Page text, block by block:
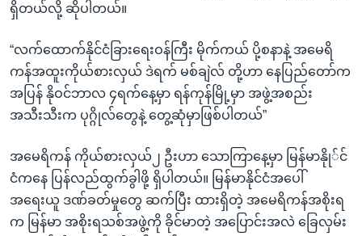
ရှိတယ်လို့ ဆိုပါတယ်။
“လက်ထောက်နိုင်ငံခြားရေးဝန်ကြီး မိုက်ကယ် ပို့စနာနဲ့ အမေရိ
ကန်အထူးကိုယ်စားလှယ် ဒဲရက် မစ်ချဲလ် တို့ဟာ နေပြည်တော်က
အပြန် နိုဝင်ဘာလ ၄ရက်နေ့မှာ ရန်ကုန်မြို့မှာ အဖွဲ့အစည်း
အသီးသီးက ပုဂ္ဂိုလ်တွေနဲ့ တွေ့ဆုံမှာဖြစ်ပါတယ်”
အမေရိကန် ကိုယ်စားလှယ်၂ ဦးဟာ သောကြာနေ့မှာ မြန်မာနိုု်င်
ငံကနေ ပြန်လည်ထွက်ခွါဖို့ ရှိပါတယ်။ မြန်မာနိုင်ငံအပေါ်
အရေးယူ ဒဏ်ခတ်မှုတွေ ဆက်ပြီး ထားရှိတဲ့ အမေရိကန်အစိုးရ
က မြန်မာ အစိုးရသစ်အဖွဲ့ကို ခိုင်မာတဲ့ အပြောင်းအလဲ ခြေလှမ်း